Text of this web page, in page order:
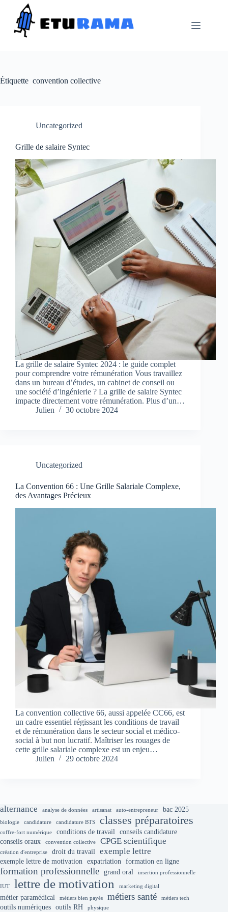
contenu
Étiquette convention collective
Uncategorized
Grille de salaire Syntec
La grille de salaire Syntec 2024 : le guide complet
pour comprendre votre rémunération Vous travaillez
dans un bureau d’études, un cabinet de conseil ou
une société d’ingénierie ? La grille de salaire Syntec
impacte directement votre rémunération. Plus d’un…
Julien
30 octobre 2024
Uncategorized
La Convention 66 : Une Grille Salariale Complexe,
des Avantages Précieux
La convention collective 66, aussi appelée CC66, est
un cadre essentiel régissant les conditions de travail
et de rémunération dans le secteur social et médico-
social à but non lucratif. Maîtriser les rouages de
cette grille salariale complexe est un enjeu…
Julien
29 octobre 2024
alternance analyse de données artisanat auto-entrepreneur bac 2025
biologie candidature candidature BTS classes préparatoires
coffre-fort numérique conditions de travail conseils candidature
conseils oraux
convention collective CPGE scientifique
création d'entreprise droit du travail exemple lettre
exemple lettre de motivation expatriation formation en ligne
formation professionnelle grand oral insertion professionnelle
IUT lettre de motivation marketing digital
métier paramédical métiers bien payés métiers santé métiers tech
outils numériques outils RH physique